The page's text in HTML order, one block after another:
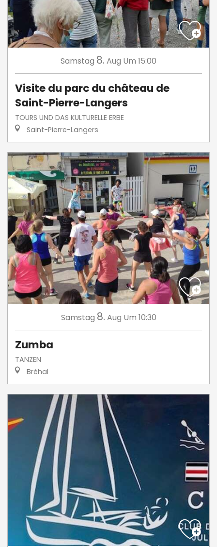
Samstag 8. Aug Um 15:00
Visite du parc du château de
Saint-Pierre-Langers
TOURS UND DAS KULTURELLE ERBE
Saint-Pierre-Langers
Samstag 8. Aug Um 10:30
Zumba
TANZEN
Bréhal